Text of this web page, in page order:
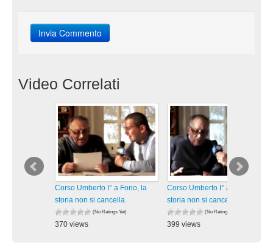
Video Correlati
Corso Umberto I° a Forio, la
storia non si cancella.
(No Ratings Yet)
370 views
Corso Umberto I° a Forio, la
storia non si cancella.
(No Ratings Yet)
399 views